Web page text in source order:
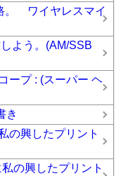
。 ワイヤレスマイ
しよう。(AM/SSB
ープ : (スーパー ヘ
き
の興したプリント
の興したプリント